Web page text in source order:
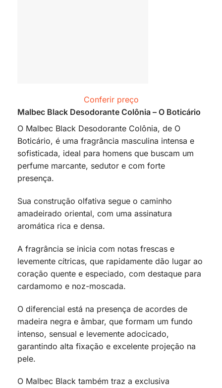
Conferir preço
Malbec Black Desodorante Colônia – O Boticário
O Malbec Black Desodorante Colônia, de O
Boticário, é uma fragrância masculina intensa e
sofisticada, ideal para homens que buscam um
perfume marcante, sedutor e com forte
presença.
Sua construção olfativa segue o caminho
amadeirado oriental, com uma assinatura
aromática rica e densa.
A fragrância se inicia com notas frescas e
levemente cítricas, que rapidamente dão lugar ao
coração quente e especiado, com destaque para
cardamomo e noz-moscada.
O diferencial está na presença de acordes de
madeira negra e âmbar, que formam um fundo
intenso, sensual e levemente adocicado,
garantindo alta fixação e excelente projeção na
pele.
O Malbec Black também traz a exclusiva